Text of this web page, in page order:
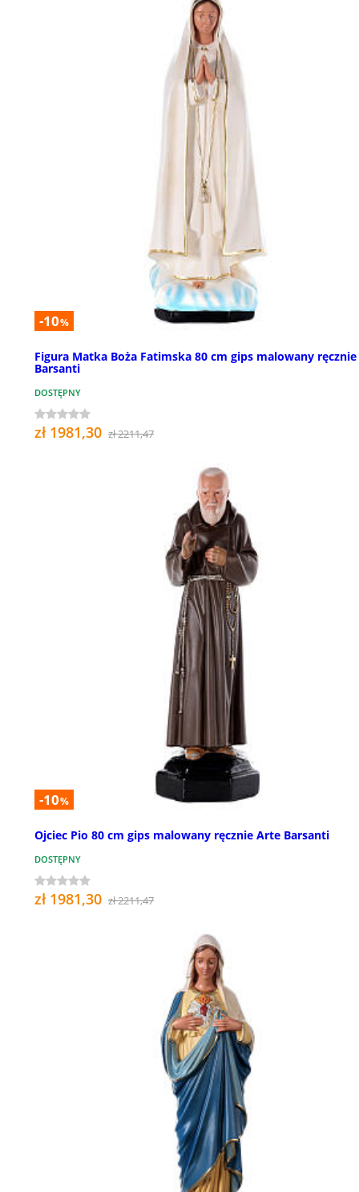
-10%
Figura Matka Boża Fatimska 80 cm gips malowany ręcznie
Barsanti
DOSTĘPNY
zł 1981,30 zł 2211,47
-10%
Ojciec Pio 80 cm gips malowany ręcznie Arte Barsanti
DOSTĘPNY
zł 1981,30 zł 2211,47